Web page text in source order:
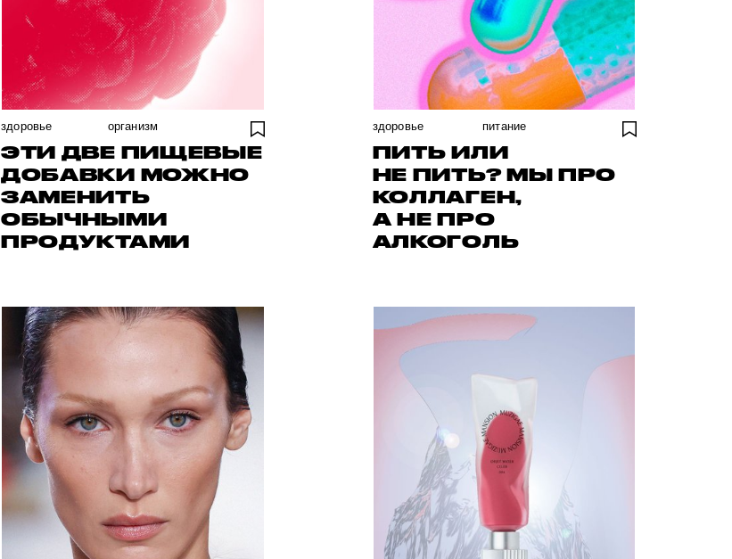
здоровье организм
ЭТИ ДВЕ ПИЩЕВЫЕ
ДОБАВКИ МОЖНО
ЗАМЕНИТЬ
ОБЫЧНЫМИ
ПРОДУКТАМИ
здоровье питание
ПИТЬ ИЛИ
НЕ ПИТЬ? МЫ ПРО
КОЛЛАГЕН,
А НЕ ПРО
АЛКОГОЛЬ